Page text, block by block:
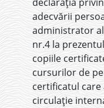
declarația
adecvării
administrator
nr.4 la
copiile
cursurilor de
certificatul care
circulație